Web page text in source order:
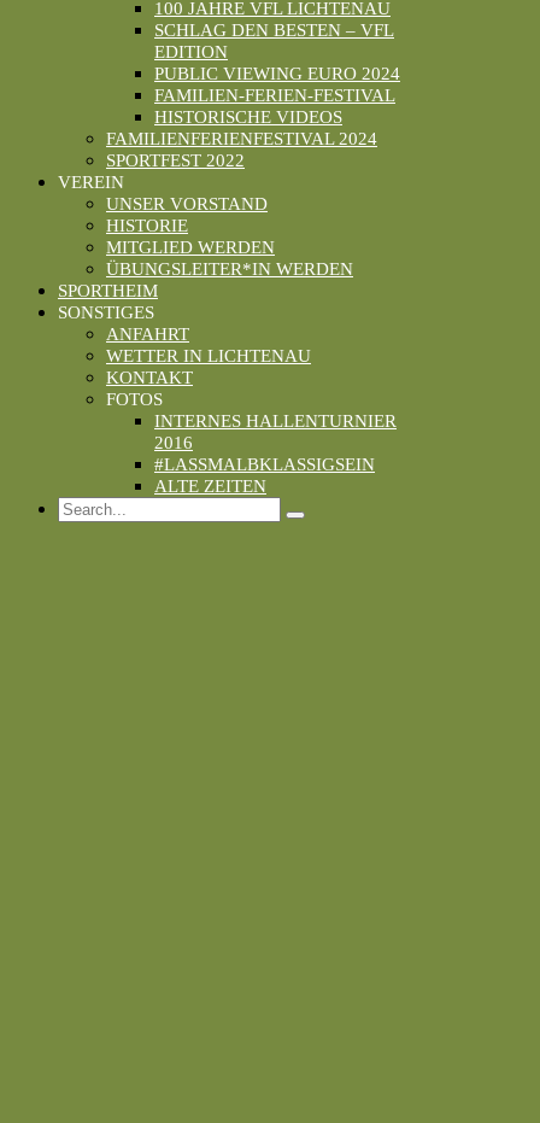
100 JAHRE VFL LICHTENAU
SCHLAG DEN BESTEN – VFL
EDITION
PUBLIC VIEWING EURO 2024
FAMILIEN-FERIEN-FESTIVAL
HISTORISCHE VIDEOS
FAMILIENFERIENFESTIVAL 2024
SPORTFEST 2022
VEREIN
UNSER VORSTAND
HISTORIE
MITGLIED WERDEN
ÜBUNGSLEITER*IN WERDEN
SPORTHEIM
SONSTIGES
ANFAHRT
WETTER IN LICHTENAU
KONTAKT
FOTOS
INTERNES HALLENTURNIER
2016
#LASSMALBKLASSIGSEIN
ALTE ZEITEN
Search